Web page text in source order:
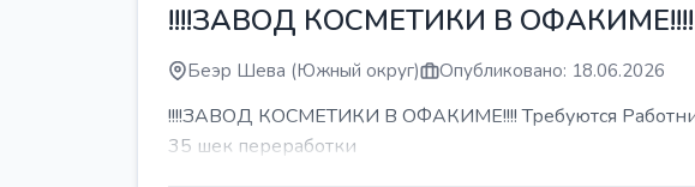
!!!!ЗАВОД КОСМЕТИКИ В ОФАКИМЕ!!!!
Беэр Шева (Южный округ) Опубликовано: 18.06.2026
!!!!ЗАВОД КОСМЕТИКИ В ОФАКИМЕ!!!! Требуются
35 шек переработки